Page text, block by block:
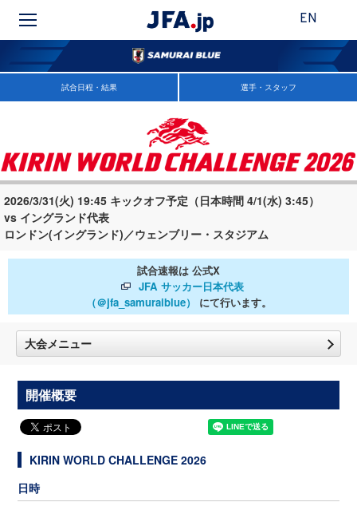
EN
試合日程・結果 選手・スタッフ
2026/3/31(火) 19:45 キックオフ予定（日本時間 4/1(水) 3:45）
vs イングランド代表
ロンドン(イングランド)／ウェンブリー・スタジアム
試合速報は 公式X
JFA サッカー日本代表
（＠jfa_samuraiblue）
にて行います。
大会メニュー
開催概要
KIRIN WORLD CHALLENGE 2026
日時